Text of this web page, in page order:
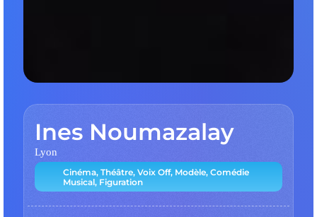
Ines Noumazalay
Lyon
Cinéma, Théâtre, Voix Off, Modèle, Comédie
Musical, Figuration